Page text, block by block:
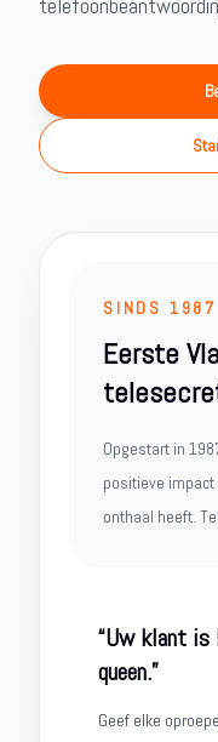
SINDS 1987
Eerste
Opgestart in
positieve
onthaal heeft.
“Uw klant is
queen.”
Geef elke